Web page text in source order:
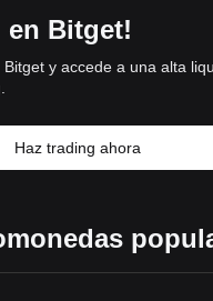
en Bitget!
y accede a una alta
Haz trading ahora